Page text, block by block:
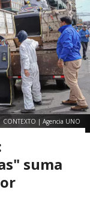
CONTEXTO | Agencia UNO
suma